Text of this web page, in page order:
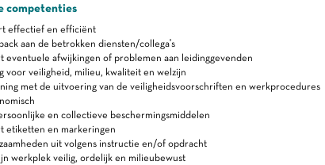
competenties
effectief en efficiënt
aan de betrokken diensten/collega's
eventuele afwijkingen of problemen aan leidinggevenden
voor veiligheid, milieu, kwaliteit en welzijn
met de uitvoering van de veiligheidsvoorschriften en werkprocedures
en collectieve beschermingsmiddelen
etiketten en markeringen
uit volgens instructie en/of opdracht
werkplek veilig, ordelijk en milieubewust